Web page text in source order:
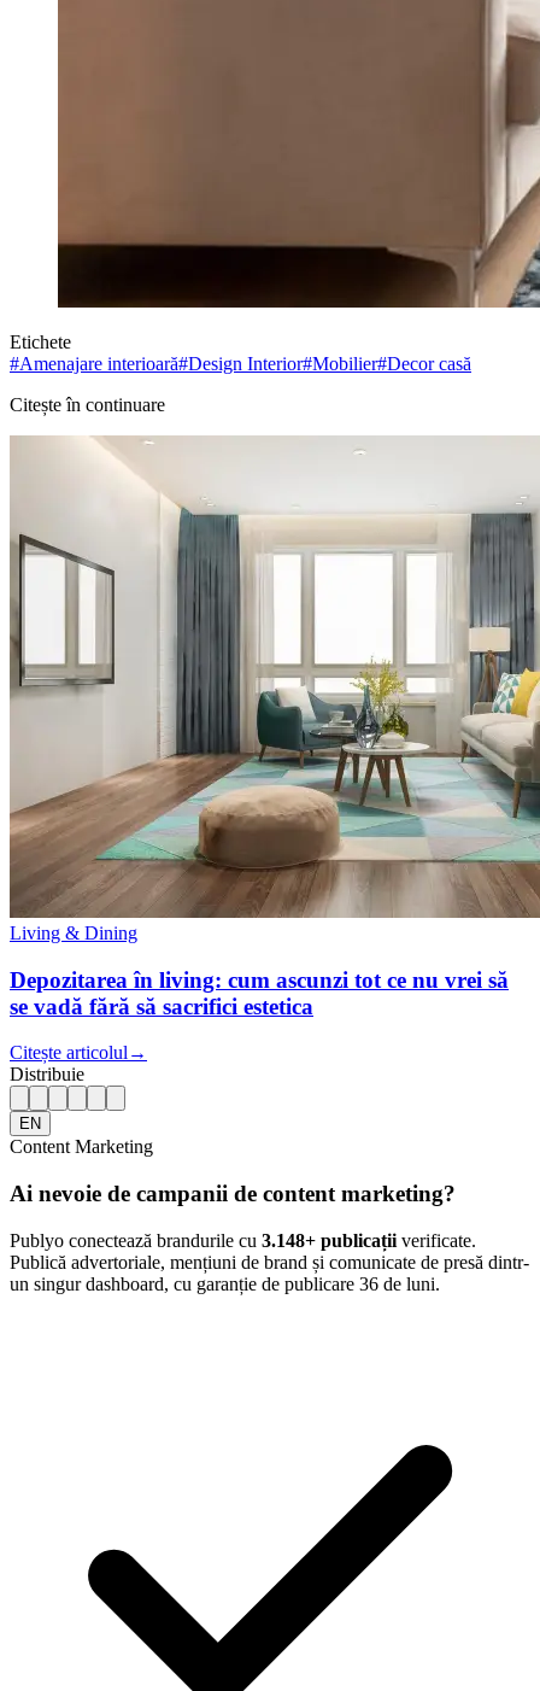
Etichete
#Amenajare interioară#Design Interior#Mobilier#Decor casă
Citește în continuare
Living & Dining
Depozitarea în living: cum ascunzi tot ce nu vrei să
se vadă fără să sacrifici estetica
Citește articolul →
Distribuie
EN
Content Marketing
Ai nevoie de campanii de content marketing?
Publyo conectează brandurile cu 3.148+ publicații verificate.
Publică advertoriale, mențiuni de brand și comunicate de presă dintr-
un singur dashboard, cu garanție de publicare 36 de luni.